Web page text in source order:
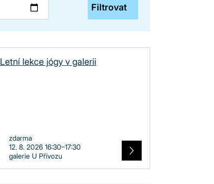
Filtrovat
Letní lekce jógy v galerii
zdarma
12. 8. 2026 16:30–17:30
galerie U Přívozu